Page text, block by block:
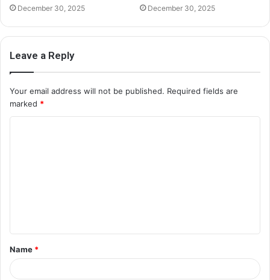
December 30, 2025 December 30, 2025
Leave a Reply
Your email address will not be published. Required fields are
marked *
t
*
Name *